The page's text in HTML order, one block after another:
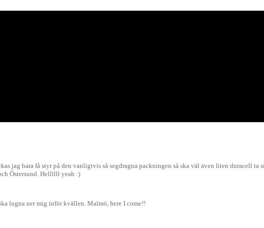
jag bara få styr på den vanligtvis så segdragna packningen så ska väl även liten duracell
Östersund. Hellllll yeah :)
lugna ner mig inför kvällen. Malmö, here I come!!